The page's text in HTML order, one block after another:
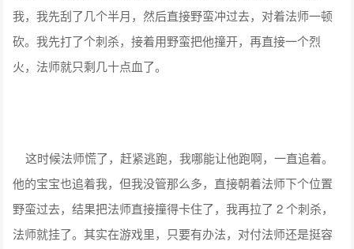
我，我先刮了几个半月，然后直接野蛮冲过去，对着法师一顿
砍。我先打了个刺杀，接着用野蛮把他撞开，再直接一个烈
火，法师就只剩几十点血了。
这时候法师慌了，赶紧逃跑，我哪能让他跑啊，一直追着。
他的宝宝也追着我，但我没管那么多，直接朝着法师下个位置
野蛮过去，结果把法师直接撞得卡住了，我再拉了 2 个刺杀，
法师就挂了。其实在游戏里，只要有办法，对付法师还是挺容